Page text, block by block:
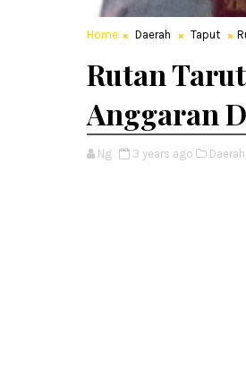
Home Daerah Taput
Rutan
Anggaran
Ng 3 years ago Daerah,